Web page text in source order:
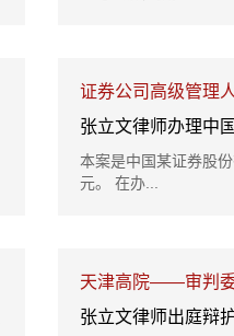
证券公司高级管理
张立文律师办理中
本案是中国某证券股
元。 在办...
天津高院——审判
张立文律师出庭辩